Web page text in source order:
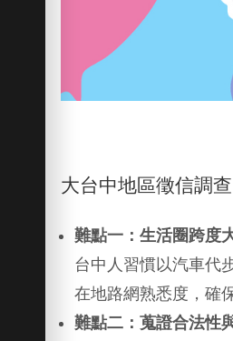
大台中地區徵信調
難點一：生活圈跨度
台中人習慣以汽車代
在地路網熟悉度，確
難點二：蒐證合法性